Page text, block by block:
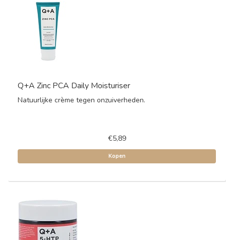
Q+A Zinc PCA Daily Moisturiser
Natuurlijke crème tegen onzuiverheden.
€5,89
Kopen